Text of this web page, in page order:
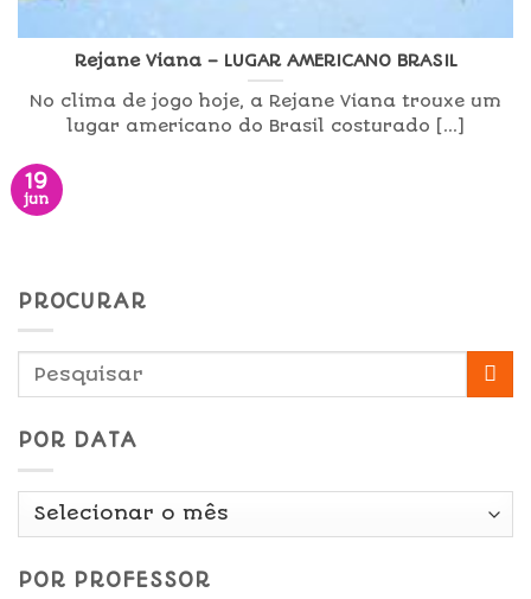
Rejane Viana – LUGAR AMERICANO BRASIL
No clima de jogo hoje, a Rejane Viana trouxe um
lugar americano do Brasil costurado [...]
19
jun
PROCURAR
POR DATA
Por
POR PROFESSOR